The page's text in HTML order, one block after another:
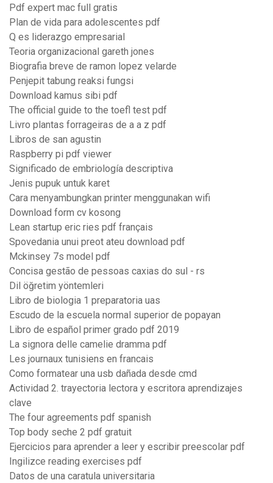
Pdf expert mac full gratis
Plan de vida para adolescentes pdf
Q es liderazgo empresarial
Teoria organizacional gareth jones
Biografia breve de ramon lopez velarde
Penjepit tabung reaksi fungsi
Download kamus sibi pdf
The official guide to the toefl test pdf
Livro plantas forrageiras de a a z pdf
Libros de san agustin
Raspberry pi pdf viewer
Significado de embriología descriptiva
Jenis pupuk untuk karet
Cara menyambungkan printer menggunakan wifi
Download form cv kosong
Lean startup eric ries pdf français
Spovedania unui preot ateu download pdf
Mckinsey 7s model pdf
Concisa gestão de pessoas caxias do sul - rs
Dil öğretim yöntemleri
Libro de biologia 1 preparatoria uas
Escudo de la escuela normal superior de popayan
Libro de español primer grado pdf 2019
La signora delle camelie dramma pdf
Les journaux tunisiens en francais
Como formatear una usb dañada desde cmd
Actividad 2. trayectoria lectora y escritora aprendizajes
clave
The four agreements pdf spanish
Top body seche 2 pdf gratuit
Ejercicios para aprender a leer y escribir preescolar pdf
Ingilizce reading exercises pdf
Datos de una caratula universitaria